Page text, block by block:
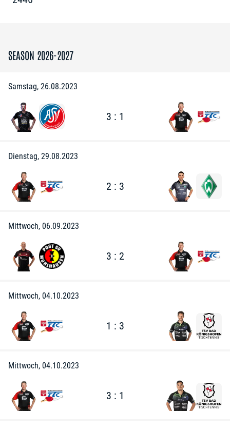
SEASON 2026-2027
Samstag, 26.08.2023
3 : 1
Dienstag, 29.08.2023
2 : 3
Mittwoch, 06.09.2023
3 : 2
Mittwoch, 04.10.2023
1 : 3
Mittwoch, 04.10.2023
3 : 1